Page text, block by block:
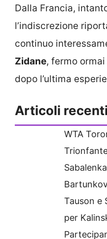
Dalla Francia,
l’indiscrezione
continuo
Zidane, fermo
dopo l’ultima
Articoli recenti
WTA
Tauson e
per